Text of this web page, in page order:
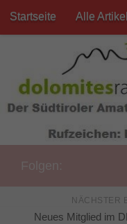
Unter dem Inhalt
Startseite Alle Artikel
NÄCHSTER
Neues Mitglied im